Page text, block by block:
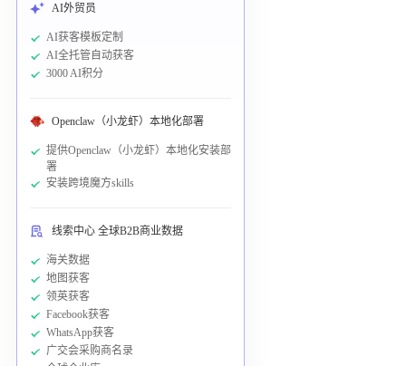
AI外贸员
AI获客模板定制
AI全托管自动获客
3000 AI积分
Openclaw（小龙虾）本地化部署
提供Openclaw（小龙虾）本地化安装部
署
安装跨境魔方skills
线索中心 全球B2B商业数据
海关数据
地图获客
领英获客
Facebook获客
WhatsApp获客
广交会采购商名录